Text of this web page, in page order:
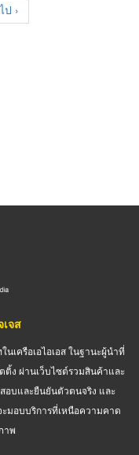
ป ›
จส
เครือเอไอเอส ในฐานะผู้นำที่
ง ผ่านเว็บไซต์รวมสินค้าและ
อบและยืนยันตัวตนจริง และ
มอบบริการที่เหนือความคาด
าพ